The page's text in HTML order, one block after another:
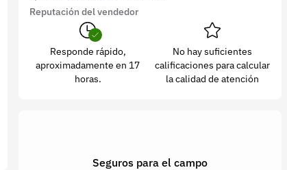
Reputación del vendedor
Responde rápido,
aproximadamente en 17
horas.
No hay suficientes
calificaciones para calcular
la calidad de atención
Seguros para el campo